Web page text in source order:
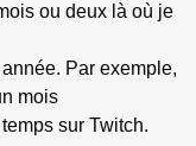
ou deux là où je
Par exemple,
mois
sur Twitch.